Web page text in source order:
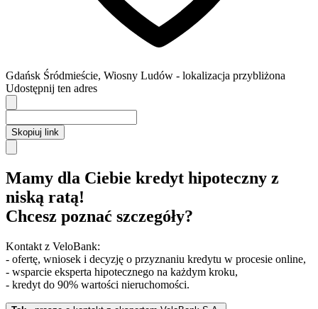
Gdańsk Śródmieście, Wiosny Ludów - lokalizacja przybliżona
Udostępnij ten adres
Skopiuj link
Mamy dla Ciebie kredyt hipoteczny z
niską ratą!
Chcesz poznać szczegóły?
Kontakt z VeloBank:
- ofertę, wniosek i decyzję o przyznaniu kredytu w procesie online,
- wsparcie eksperta hipotecznego na każdym kroku,
- kredyt do 90% wartości nieruchomości.